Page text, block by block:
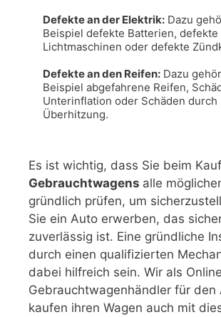
Defekte an der Elektrik: Dazu
Beispiel defekte Batterien, defekte
Lichtmaschinen oder defekte
Defekte an den Reifen: Dazu
Beispiel abgefahrene Reifen,
Unterinflation oder Schäden durch
Überhitzung.
Es ist wichtig, dass Sie beim
Gebrauchtwagens alle
gründlich prüfen, um
Sie ein Auto erwerben, das
zuverlässig ist. Eine gründliche
durch einen qualifizierten
dabei hilfreich sein. Wir als Online
Gebrauchtwagenhändler für den
kaufen ihren Wagen auch mit